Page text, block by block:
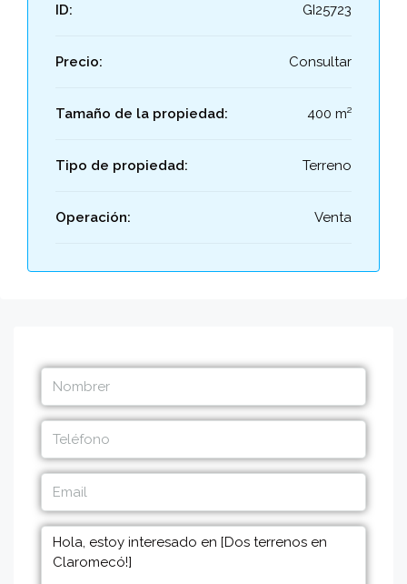
ID: GI25723
Precio: Consultar
Tamaño de la propiedad: 400 m²
Tipo de propiedad: Terreno
Operación: Venta